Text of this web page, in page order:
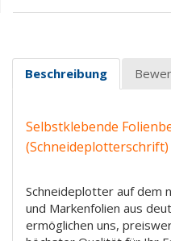
Beschreibung
Selbstklebende
Schneideplotter auf dem
und Markenfolien aus
ermöglichen uns,